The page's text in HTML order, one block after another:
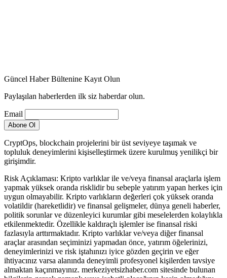
Güncel Haber Bültenine Kayıt Olun
Paylaşılan haberlerden ilk siz haberdar olun.
Email
CryptOps, blockchain projelerini bir üst seviyeye taşımak ve
topluluk deneyimlerini kişiselleştirmek üzere kurulmuş yenilikçi bir
girişimdir.
Risk Açıklaması: Kripto varlıklar ile ve/veya finansal araçlarla işlem
yapmak yüksek oranda risklidir bu sebeple yatırım yapan herkes için
uygun olmayabilir. Kripto varlıkların değerleri çok yüksek oranda
volatildir (hareketlidir) ve finansal gelişmeler, dünya geneli haberler,
politik sorunlar ve düzenleyici kurumlar gibi meselelerden kolaylıkla
etkilenmektedir. Özellikle kaldıraçlı işlemler ise finansal riski
fazlasıyla arttırmaktadır. Kripto varlıklar ve/veya diğer finansal
araçlar arasından seçiminizi yapmadan önce, yatırım öğelerinizi,
deneyimlerinizi ve risk iştahınızı iyice gözden geçirin ve eğer
ihtiyacınız varsa alanında deneyimli profesyonel kişilerden tavsiye
almaktan kaçınmayınız. merkeziyetsizhaber.com sitesinde bulunan